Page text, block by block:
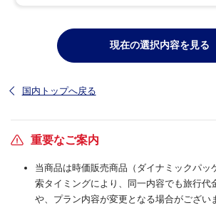
現在の選択内容を見る
国内トップへ戻る
重要なご案内
当商品は時価販売商品（ダイナミックパッ
索タイミングにより、同一内容でも旅行代
や、プラン内容が変更となる場合がござい